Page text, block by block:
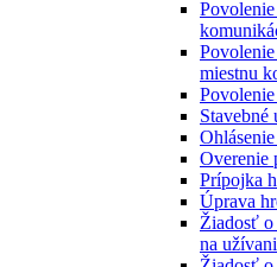
miestnu
Stavebné
Overenie
Prípojka
Úprava
Žiadosť o
na